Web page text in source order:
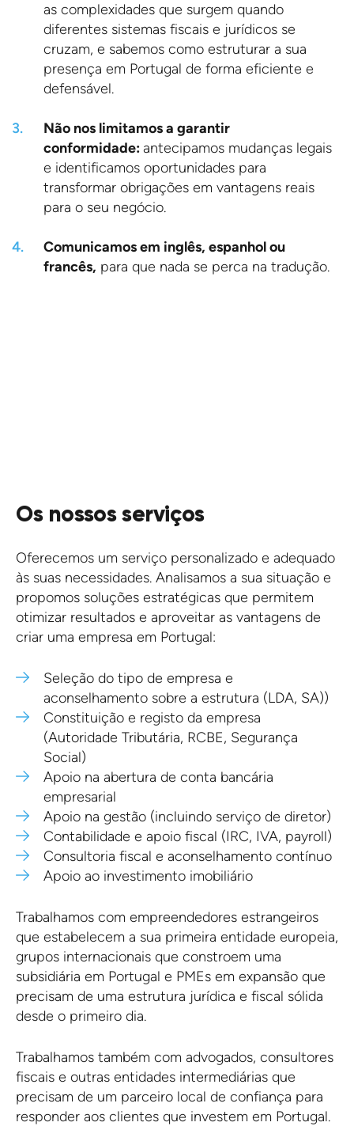
as complexidades que surgem quando
diferentes sistemas fiscais e jurídicos se
cruzam, e sabemos como estruturar a sua
presença em Portugal de forma eficiente e
defensável.
Não nos limitamos a garantir
conformidade:antecipamos mudanças legais
e identificamos oportunidades para
transformar obrigações em vantagens reais
para o seu negócio.
Comunicamos em inglês, espanhol ou
francês, para que nada se perca na tradução.
Os nossos serviços
Oferecemos um serviço personalizado e adequado
às suas necessidades. Analisamos a sua situação e
propomos soluções estratégicas que permitem
otimizar resultados e aproveitar as vantagens de
criar uma empresa em Portugal:
Seleção do tipo de empresa e
aconselhamento sobre a estrutura (LDA, SA))
Constituição e registo da empresa
(Autoridade Tributária, RCBE, Segurança
Social)
Apoio na abertura de conta bancária
empresarial
Apoio na gestão (incluindo serviço de diretor)
Contabilidade e apoio fiscal (IRC, IVA, payroll)
Consultoria fiscal e aconselhamento contínuo
Apoio ao investimento imobiliário
Trabalhamos com empreendedores estrangeiros
que estabelecem a sua primeira entidade europeia,
grupos internacionais que constroem uma
subsidiária em Portugal e PMEs em expansão que
precisam de uma estrutura jurídica e fiscal sólida
desde o primeiro dia.
Trabalhamos também com advogados, consultores
fiscais e outras entidades intermediárias que
precisam de um parceiro local de confiança para
responder aos clientes que investem em Portugal.